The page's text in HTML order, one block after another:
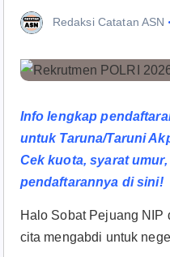
Redaksi Catatan ASN
Info lengkap
untuk Taruna/Taruni
Cek kuota, syarat
pendaftarannya di sini!
Halo Sobat Pejuang NIP
cita mengabdi untuk